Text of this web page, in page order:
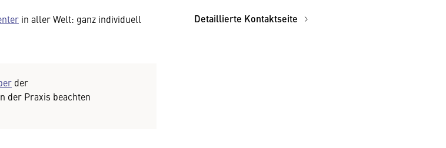
in aller Welt: ganz individuell
der
der Praxis beachten
Detaillierte Kontaktseite